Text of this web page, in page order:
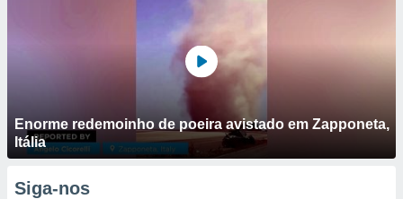
Enorme redemoinho de poeira avistado em Zapponeta,
Itália
Siga-nos